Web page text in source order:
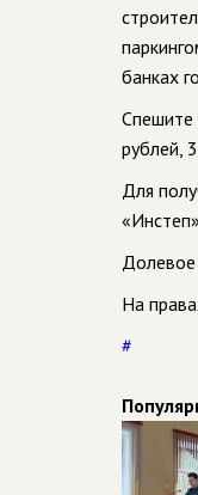
банках
Спешите
рублей,
Для
Долевое
На
#